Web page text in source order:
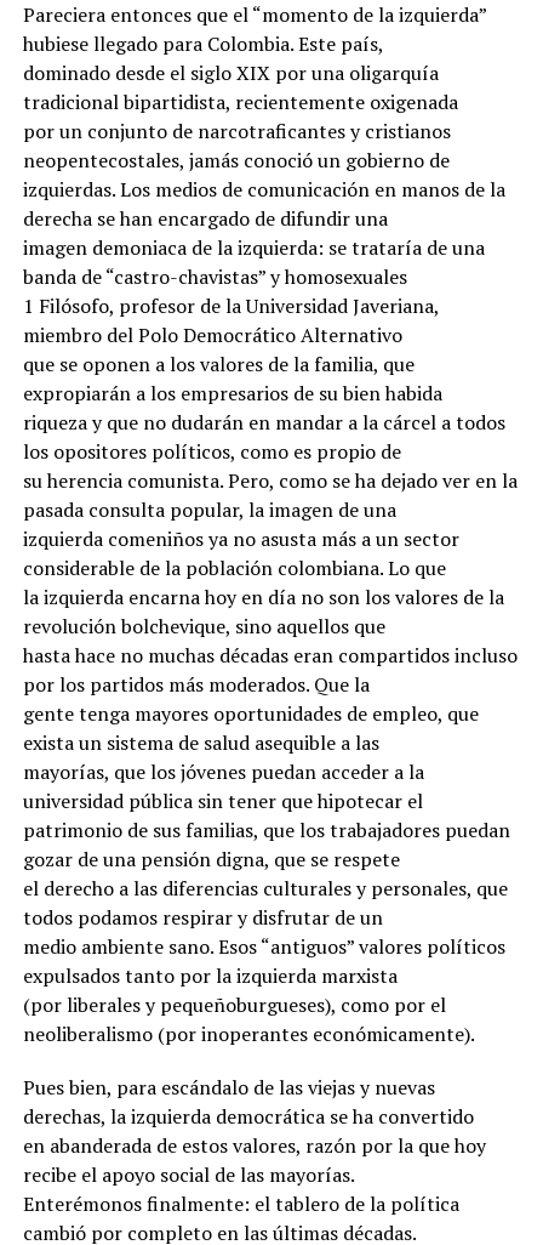
Pareciera entonces que el “momento de la izquierda”
hubiese llegado para Colombia. Este país,
dominado desde el siglo XIX por una oligarquía
tradicional bipartidista, recientemente oxigenada
por un conjunto de narcotraficantes y cristianos
neopentecostales, jamás conoció un gobierno de
izquierdas. Los medios de comunicación en manos de la
derecha se han encargado de difundir una
imagen demoniaca de la izquierda: se trataría de una
banda de “castro-chavistas” y homosexuales
1 Filósofo, profesor de la Universidad Javeriana,
miembro del Polo Democrático Alternativo
que se oponen a los valores de la familia, que
expropiarán a los empresarios de su bien habida
riqueza y que no dudarán en mandar a la cárcel a todos
los opositores políticos, como es propio de
su herencia comunista. Pero, como se ha dejado ver en la
pasada consulta popular, la imagen de una
izquierda comeniños ya no asusta más a un sector
considerable de la población colombiana. Lo que
la izquierda encarna hoy en día no son los valores de la
revolución bolchevique, sino aquellos que
hasta hace no muchas décadas eran compartidos incluso
por los partidos más moderados. Que la
gente tenga mayores oportunidades de empleo, que
exista un sistema de salud asequible a las
mayorías, que los jóvenes puedan acceder a la
universidad pública sin tener que hipotecar el
patrimonio de sus familias, que los trabajadores puedan
gozar de una pensión digna, que se respete
el derecho a las diferencias culturales y personales, que
todos podamos respirar y disfrutar de un
medio ambiente sano. Esos “antiguos” valores políticos
expulsados tanto por la izquierda marxista
(por liberales y pequeñoburgueses), como por el
neoliberalismo (por inoperantes económicamente).
Pues bien, para escándalo de las viejas y nuevas
derechas, la izquierda democrática se ha convertido
en abanderada de estos valores, razón por la que hoy
recibe el apoyo social de las mayorías.
Enterémonos finalmente: el tablero de la política
cambió por completo en las últimas décadas.